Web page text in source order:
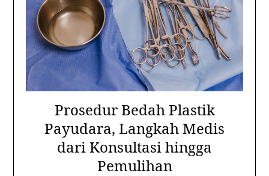
Prosedur Bedah Plastik
Payudara, Langkah Medis
dari Konsultasi hingga
Pemulihan